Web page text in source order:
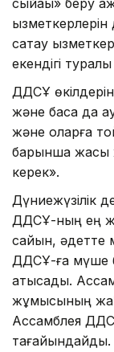
сыйақы» беру
сақтау
екендігі
ДДСҰ
және басқа да
және оларға
барынша жақсы
керек».
Дүниежүзілік
ДДСҰ-ның ең
сайын, әдетте
ДДСҰ-ға мүше
қатысады.
жұмысының
Ассамблея